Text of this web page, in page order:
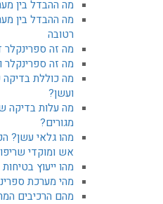
מה ההבדל בין
מה ההבדל בין
רטובה
מה זה ספרינקלר
מה זה
מה כוללת
ועשן?
מה עלות בדיקה
מגורים?
מהו גלאי עשן?
אש ומוקדי
מהו ייעוץ
מהי מערכת
מהם הרכיבים